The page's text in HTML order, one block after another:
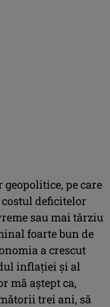
pe care
deficitelor
sau mai târziu
foarte bun de
a crescut
inflaţiei şi al
mă aştept ca,
trei ani, să